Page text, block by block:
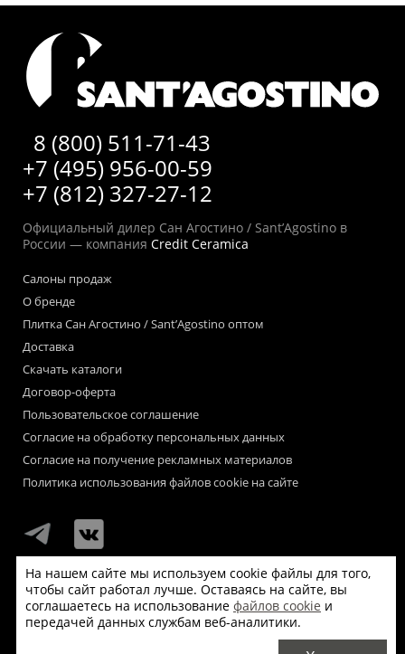
8 (800) 511-71-43
+7 (495) 956-00-59
+7 (812) 327-27-12
Официальный дилер Сан Агостино / Sant’Agostino в
России — компания Credit Ceramica
Салоны продаж
О бренде
Плитка Сан Агостино / Sant’Agostino оптом
Доставка
Скачать каталоги
Договор-оферта
Пользовательское соглашение
Согласие на обработку персональных данных
Согласие на получение рекламных материалов
Политика использования файлов cookie на сайте
Мы используем файлы «cookie» для функционирования сайта.
Если Вас это не устраивает, пожалуйста, покиньте сайт.
На нашем сайте мы используем cookie файлы для того,
чтобы сайт работал лучше. Оставаясь на сайте, вы
соглашаетесь на использование файлов cookie и
передачей данных службам веб-аналитики.